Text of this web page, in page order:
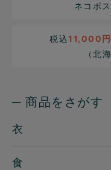
ネコポス
税込11,000円
（北
─ 商品をさがす
衣
食